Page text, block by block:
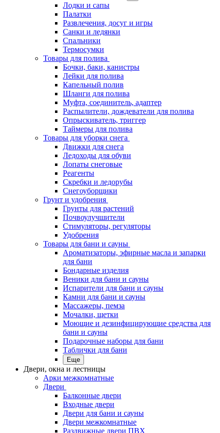
Лодки и сапы
Палатки
Развлечения, досуг и игры
Санки и ледянки
Спальники
Термосумки
Товары для полива
Бочки, баки, канистры
Лейки для полива
Капельный полив
Шланги для полива
Муфта, соединитель, адаптер
Распылители, дождеватели для полива
Опрыскиватель, триггер
Таймеры для полива
Товары для уборки снега
Движки для снега
Ледоходы для обуви
Лопаты снеговые
Реагенты
Скребки и ледорубы
Снегоуборщики
Грунт и удобрения
Грунты для растений
Почвоулучшители
Стимуляторы, регуляторы
Удобрения
Товары для бани и сауны
Ароматизаторы, эфирные масла и запарки
для бани
Бондарные изделия
Веники для бани и сауны
Испарители для бани и сауны
Камни для бани и сауны
Массажеры, пемза
Мочалки, щетки
Моющие и дезинфицирующие средства для
бани и сауны
Подарочные наборы для бани
Таблички для бани
Еще
Двери, окна и лестницы
Арки межкомнатные
Двери
Балконные двери
Входные двери
Двери для бани и сауны
Двери межкомнатные
Раздвижные двери ПВХ